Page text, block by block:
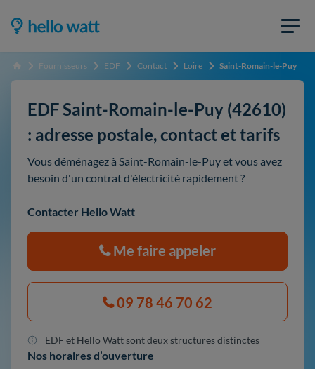
Accueil Fournisseurs EDF Contact Loire Saint-Romain-le-Puy
EDF Saint-Romain-le-Puy (42610)
: adresse postale, contact et tarifs
Vous déménagez à Saint-Romain-le-Puy et vous avez
besoin d'un contrat d'électricité rapidement ?
Contacter Hello Watt
Me faire appeler
09 78 46 70 62
EDF et Hello Watt sont deux structures distinctes
Nos horaires d’ouverture